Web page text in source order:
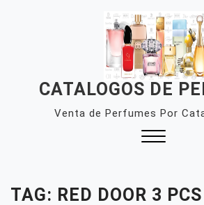
CATALOGOS DE
Venta de Perfumes Por
TAG: RED DOOR 3